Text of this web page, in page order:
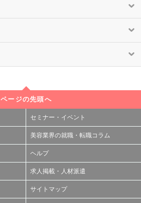
ページの先頭へ
セミナー・イベント
美容業界の就職・転職コラム
ヘルプ
求人掲載・人材派遣
サイトマップ